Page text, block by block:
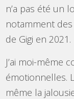
n’a pas été un
notamment
de Gigi en 2021.
J’ai moi-même
émotionnelles.
même la